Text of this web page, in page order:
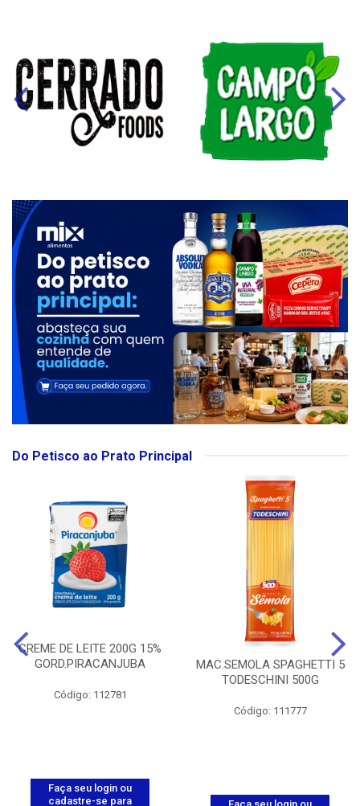
Do Petisco ao Prato Principal
CREME DE LEITE 200G 15%
GORD.PIRACANJUBA
Código: 112781
Faça seu login ou
cadastre-se para
MAC.SEMOLA SPAGHETTI 5
TODESCHINI 500G
Código: 111777